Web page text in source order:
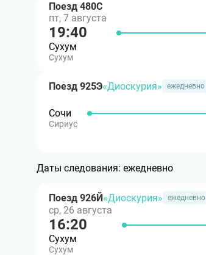
Поезд 480С
пт, 7 августа
19:40
Сухум
Сухум
Поезд 925Э«Диоскурия» ежедневно
Сочи
Сириус
Даты следования: ежедневно
Поезд 926Й«Диоскурия» ежедневно
ср, 26 августа
16:20
Сухум
Сухум